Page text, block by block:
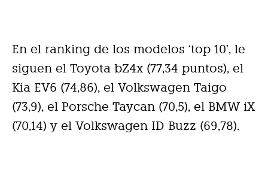
En el ranking de los modelos ‘top 10’, le
siguen el Toyota bZ4x (77,34 puntos), el
Kia EV6 (74,86), el Volkswagen Taigo
(73,9), el Porsche Taycan (70,5), el BMW iX
(70,14) y el Volkswagen ID Buzz (69,78).